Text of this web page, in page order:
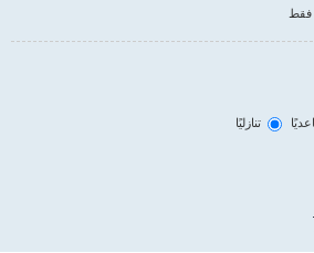
فقط
تنازليًا